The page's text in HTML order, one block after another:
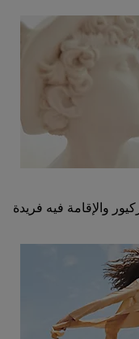
والإقامة فيه فريدة